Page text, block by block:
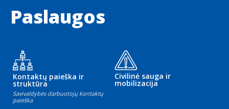
Paslaugos
Kontaktų paieška ir
struktūra
Savivaldybės darbuotojų kontaktų
paieška
Civilinė sauga ir
mobilizacija